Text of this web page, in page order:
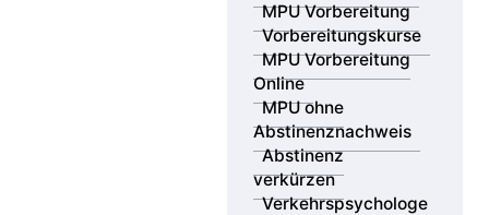
MPU Vorbereitung
Vorbereitungskurse
MPU Vorbereitung
Online
MPU ohne
Abstinenznachweis
Abstinenz
verkürzen
Verkehrspsychologe